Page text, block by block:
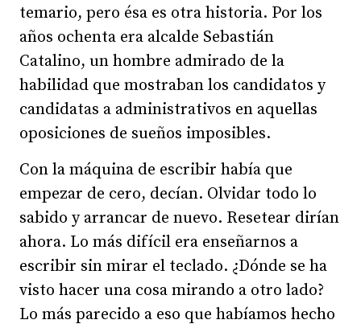
temario, pero ésa es otra historia. Por los
años ochenta era alcalde Sebastián
Catalino, un hombre admirado de la
habilidad que mostraban los candidatos y
candidatas a administrativos en aquellas
oposiciones de sueños imposibles.
Con la máquina de escribir había que
empezar de cero, decían. Olvidar todo lo
sabido y arrancar de nuevo. Resetear dirían
ahora. Lo más difícil era enseñarnos a
escribir sin mirar el teclado. ¿Dónde se ha
visto hacer una cosa mirando a otro lado?
Lo más parecido a eso que habíamos hecho